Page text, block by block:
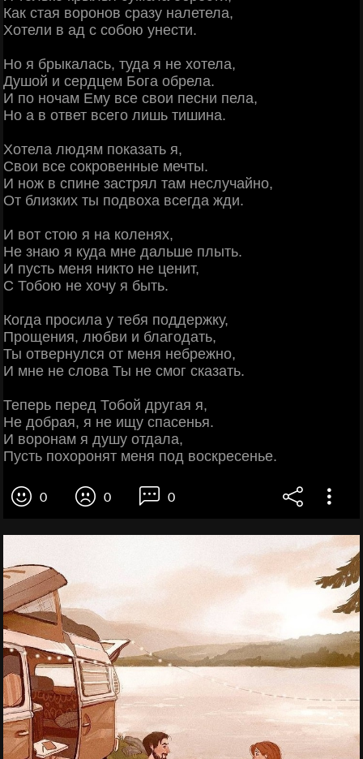
Как стая воронов сразу налетела,
Хотели в ад с собою унести.
Но я брыкалась, туда я не хотела,
Душой и сердцем Бога обрела.
И по ночам Ему все свои песни пела,
Но а в ответ всего лишь тишина.
Хотела людям показать я,
Свои все сокровенные мечты.
И нож в спине застрял там неслучайно,
От близких ты подвоха всегда жди.
И вот стою я на коленях,
Не знаю я куда мне дальше плыть.
И пусть меня никто не ценит,
С Тобою не хочу я быть.
Когда просила у тебя поддержку,
Прощения, любви и благодать,
Ты отвернулся от меня небрежно,
И мне не слова Ты не смог сказать.
Теперь перед Тобой другая я,
Не добрая, я не ищу спасенья.
И воронам я душу отдала,
Пусть похоронят меня под воскресенье.
0 0 0